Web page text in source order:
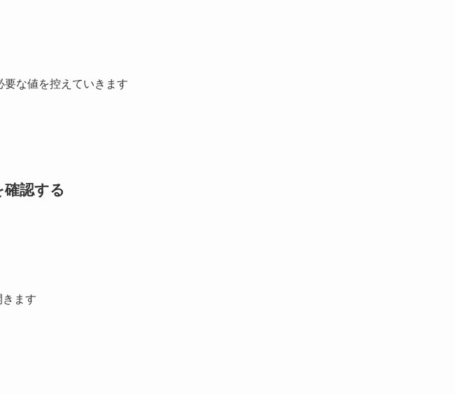
要な値を控えていきます
認する
きます